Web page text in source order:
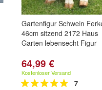
Gartenfigur Schwein
46cm sitzend 2172 Haus
Garten lebensecht Figur
64,99 €
Kostenloser Versand
7